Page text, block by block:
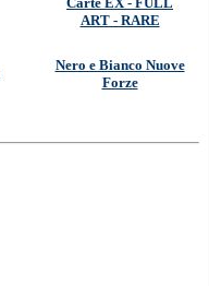
ART - RARE
Nero e Bianco Nuove
Forze